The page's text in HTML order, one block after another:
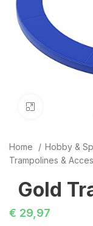
Home Hobby &
Trampolines &
Gold
€ 29,97